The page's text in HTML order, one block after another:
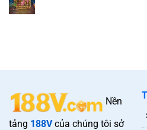
Nền
tảng 188Vcủa chúng tôi sở